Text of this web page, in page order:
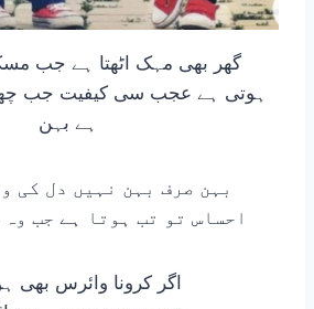
گھر بھی مہک اٹھتا ہے جب
ہوتی ہے عجب سی کیفیت جب
ہے بہن
بہن صرف بہن نہیں دل کی
احساس تو تب ہوتا ہے جب
اگر کرونا وائرس بھی